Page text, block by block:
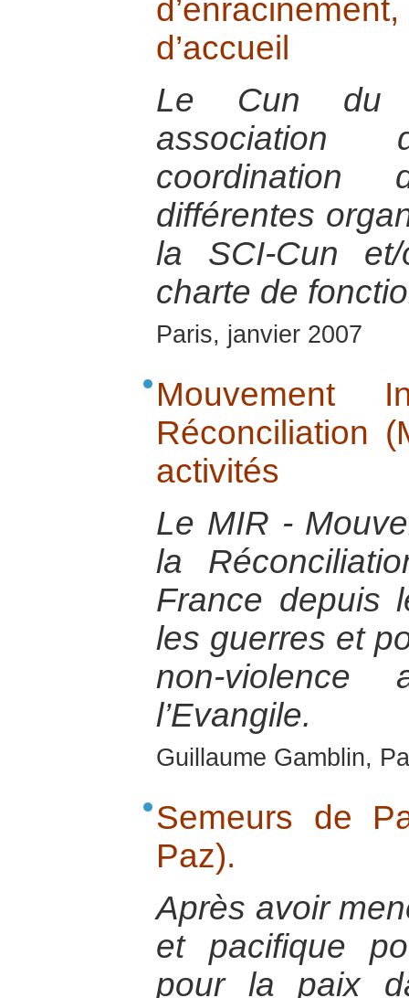
d’accueil
Le Cun du
différentes
la SCI-Cun
charte de
Paris, janvier 2007
Mouvement
Réconciliation
activités
Le MIR -
la
France depuis
les guerres et
non-violence
l’Evangile.
Guillaume Gamblin,
Semeurs de
Paz).
Après avoir
et pacifique
pour la paix